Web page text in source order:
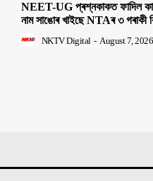
NEET-UG প্ৰশ্নকাকত ফাদিল
নাম সাঙোৰ খাইছে NTAৰ ৩ গৰাকী
NKTV Digital - August 7, 2026